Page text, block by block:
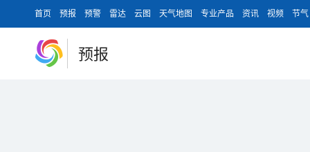
首页 预报 预警 雷达 云图 天气地图 专业产品 资讯 视频 节气
预报